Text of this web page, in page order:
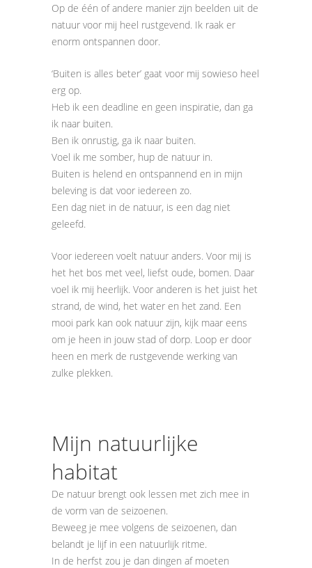
Op de één of andere manier zijn beelden uit de
natuur voor mij heel rustgevend. Ik raak er
enorm ontspannen door.
‘Buiten is alles beter’ gaat voor mij sowieso heel
erg op.
Heb ik een deadline en geen inspiratie, dan ga
ik naar buiten.
Ben ik onrustig, ga ik naar buiten.
Voel ik me somber, hup de natuur in.
Buiten is helend en ontspannend en in mijn
beleving is dat voor iedereen zo.
Een dag niet in de natuur, is een dag niet
geleefd.
Voor iedereen voelt natuur anders. Voor mij is
het het bos met veel, liefst oude, bomen. Daar
voel ik mij heerlijk. Voor anderen is het juist het
strand, de wind, het water en het zand. Een
mooi park kan ook natuur zijn, kijk maar eens
om je heen in jouw stad of dorp. Loop er door
heen en merk de rustgevende werking van
zulke plekken.
Mijn natuurlijke
habitat
De natuur brengt ook lessen met zich mee in
de vorm van de seizoenen.
Beweeg je mee volgens de seizoenen, dan
belandt je lijf in een natuurlijk ritme.
In de herfst zou je dan dingen af moeten